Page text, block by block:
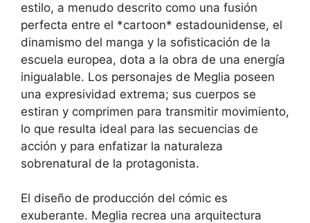
estilo, a menudo descrito como una fusión
perfecta entre el *cartoon* estadounidense, el
dinamismo del manga y la sofisticación de la
escuela europea, dota a la obra de una energía
inigualable. Los personajes de Meglia poseen
una expresividad extrema; sus cuerpos se
estiran y comprimen para transmitir movimiento,
lo que resulta ideal para las secuencias de
acción y para enfatizar la naturaleza
sobrenatural de la protagonista.
El diseño de producción del cómic es
exuberante. Meglia recrea una arquitectura